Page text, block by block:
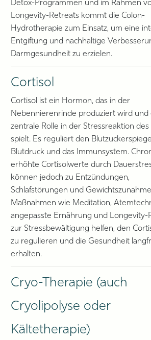
Detox-Programmen und im Rahmen
Longevity-Retreats kommt die Colon-
Hydrotherapie zum Einsatz, um eine
Entgiftung und nachhaltige
Darmgesundheit zu erzielen.
Cortisol
Cortisol ist ein Hormon, das in der
Nebennierenrinde produziert wird und
zentrale Rolle in der Stressreaktion des
spielt. Es reguliert den
Blutdruck und das Immunsystem.
erhöhte Cortisolwerte durch
können jedoch zu Entzündungen,
Schlafstörungen und
Maßnahmen wie Meditation,
angepasste Ernährung und Longevity-
zur Stressbewältigung helfen, den
zu regulieren und die Gesundheit
erhalten.
Cryo-Therapie (auch
Cryolipolyse oder
Kältetherapie)